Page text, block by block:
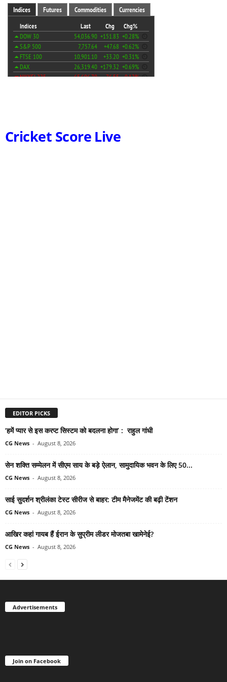
Cricket Score Live
EDITOR PICKS
‘हमें प्यार से इस करप्ट सिस्टम को बदलना होगा’ : राहुल गांधी
CG News - August 8, 2026
सेन शक्ति सम्मेलन में सीएम साय के बड़े ऐलान, सामुदायिक भवन के लिए 50...
CG News - August 8, 2026
साई सुदर्शन श्रीलंका टेस्ट सीरीज से बाहर: टीम मैनेजमेंट की बढ़ी टेंशन
CG News - August 8, 2026
आखिर कहां गायब हैं ईरान के सुप्रीम लीडर मोजतबा खामेनेई?
CG News - August 8, 2026
Advertisements
Join on Facebook